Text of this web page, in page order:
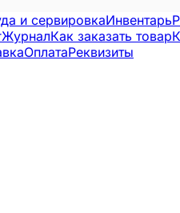
и сервировкаИнвентарь
ЖурналКак заказать товар
ОплатаРеквизиты